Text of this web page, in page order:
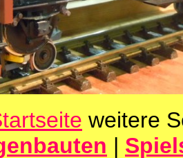
weitere
|